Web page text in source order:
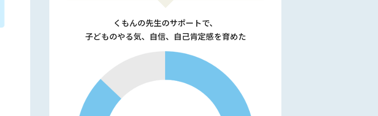
くもんの先生のサポートで、
子どものやる気、自信、
自己肯定感を育めた